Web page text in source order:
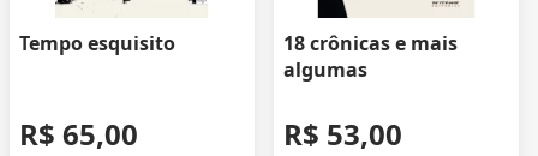
Tempo esquisito
R$ 65,00
18 crônicas e mais
algumas
R$ 53,00